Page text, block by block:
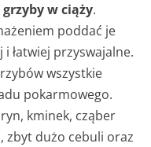
w ciąży.
poddać je
łatwiej przyswajalne.
wszystkie
pokarmowego.
kminek, cząber
zbyt dużo cebuli oraz